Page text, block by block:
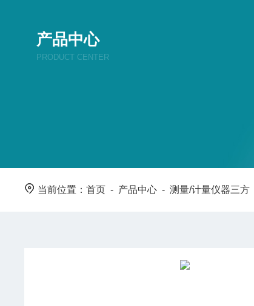
产品中心
PRODUCT CENTER
当前位置：首页 - 产品中心 -测量/计量仪器三方